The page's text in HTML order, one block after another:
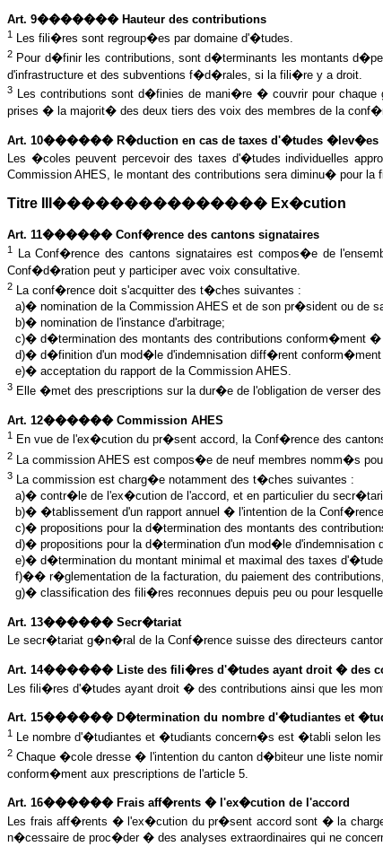
Art. 9������� Hauteur des contributions
1 Les fili�res sont regroup�es par domaine d'�tudes.
2 Pour d�finir les contributions, sont d�terminants les montants
d'infrastructure et des subventions f�d�rales, si la fili�re y a droit.
3 Les contributions sont d�finies de mani�re � couvrir pour
prises � la majorit� des deux tiers des voix des membres de la
Art. 10������ R�duction en cas de taxes d'�tudes �lev�es
Les �coles peuvent percevoir des taxes d'�tudes individuelles
Commission AHES, le montant des contributions sera diminu� pour
Titre III��������������� Ex�cution
Art. 11������ Conf�rence des cantons signataires
1
La Conf�rence des cantons signataires est compos�e de
Conf�d�ration peut y participer avec voix consultative.
2 La conf�rence doit s'acquitter des t�ches suivantes :
a)� nomination de la Commission AHES et de son pr�sident ou de
b)� nomination de l'instance d'arbitrage;
c)� d�termination des montants des contributions conform�ment �
d)� d�finition d'un mod�le d'indemnisation diff�rent
e)� acceptation du rapport de la Commission AHES.
3 Elle �met des prescriptions sur la dur�e de l'obligation de verser
Art. 12������ Commission AHES
1 En vue de l'ex�cution du pr�sent accord, la Conf�rence des
2 La commission AHES est compos�e de neuf membres nomm�s
3 La commission est charg�e notamment des t�ches suivantes :
a)� contr�le de l'ex�cution de l'accord, et en particulier du
b)� �tablissement d'un rapport annuel � l'intention de la
c)� propositions pour la d�termination des montants des
d)� propositions pour la d�termination d'un mod�le
e)� d�termination du montant minimal et maximal des taxes
f)�� r�glementation de la facturation, du paiement des
g)� classification des fili�res reconnues depuis peu ou pour
Art. 13������ Secr�tariat
Le secr�tariat g�n�ral de la Conf�rence suisse des directeurs
Art. 14������ Liste des fili�res d'�tudes ayant droit � des
Les fili�res d'�tudes ayant droit � des contributions ainsi que les
Art. 15������ D�termination du nombre d'�tudiantes et
1 Le nombre d'�tudiantes et �tudiants concern�s est �tabli selon
2 Chaque �cole dresse � l'intention du canton d�biteur une liste
conform�ment aux prescriptions de l'article 5.
Art. 16������ Frais aff�rents � l'ex�cution de l'accord
Les frais aff�rents � l'ex�cution du pr�sent accord sont � la
n�cessaire de proc�der � des analyses extraordinaires qui ne